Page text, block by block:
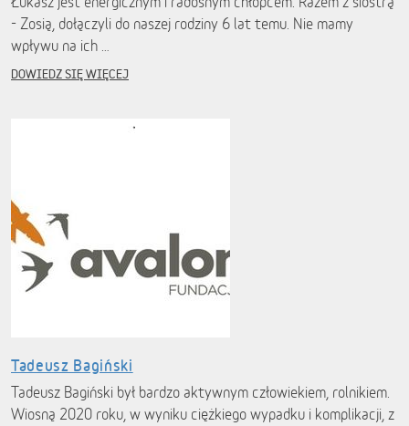
- Zosią, dołączyli do naszej rodziny 6 lat temu. Nie mamy
wpływu na ich …
DOWIEDZ SIĘ WIĘCEJ
Tadeusz Bagiński
Tadeusz Bagiński był bardzo aktywnym człowiekiem, rolnikiem.
Wiosną 2020 roku, w wyniku ciężkiego wypadku i komplikacji, z